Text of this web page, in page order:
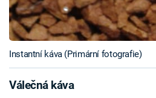
Instantní káva (Primární fotografie)
Válečná káva